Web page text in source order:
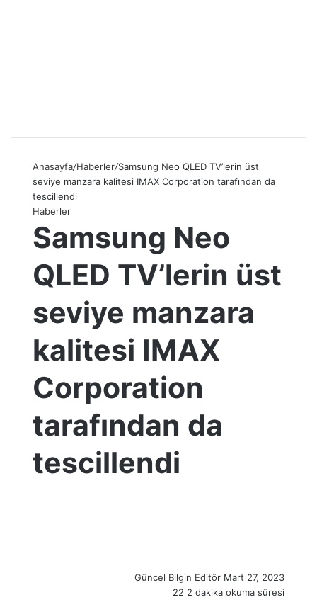
Anasayfa/Haberler/Samsung Neo QLED TV’lerin üst
seviye manzara kalitesi IMAX Corporation tarafından da
tescillendi
Haberler
Samsung Neo
QLED TV’lerin üst
seviye manzara
kalitesi IMAX
Corporation
tarafından da
tescillendi
Güncel Bilgin Editör e
m
Mart 27, 2023
22 2 dakika okuma süresi